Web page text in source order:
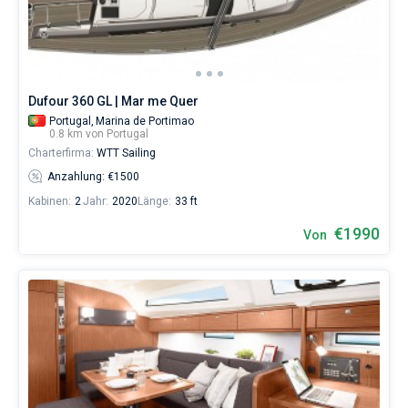
können
eine
Yacht
Crew
(einen
Skipper/eine
Hostess/einen
Koch)
oder
Portugal
Boot
Dufour 360 GL | Mar me Quer
Portugal, Marina de Portimao
0.8 km von Portugal
Charterfirma: WTT Sailing
Anzahlung: €1500
Kabinen: 2Jahr: 2020 Länge: 33 ft
Von €1990
Bareboat